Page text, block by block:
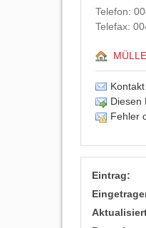
Telefon:
Telefax:
Diesen
Fehler
Eintrag: